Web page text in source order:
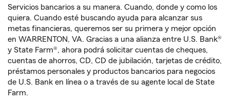
Servicios bancarios a su manera. Cuando, donde y como los
quiera. Cuando esté buscando ayuda para alcanzar sus
metas financieras, queremos ser su primera y mejor opción
en WARRENTON, VA. Gracias a una alianza entre U.S. Bank®
y State Farm®, ahora podrá solicitar cuentas de cheques,
cuentas de ahorros, CD, CD de jubilación, tarjetas de crédito,
préstamos personales y productos bancarios para negocios
de U.S. Bank en línea o a través de su agente local de State
Farm.